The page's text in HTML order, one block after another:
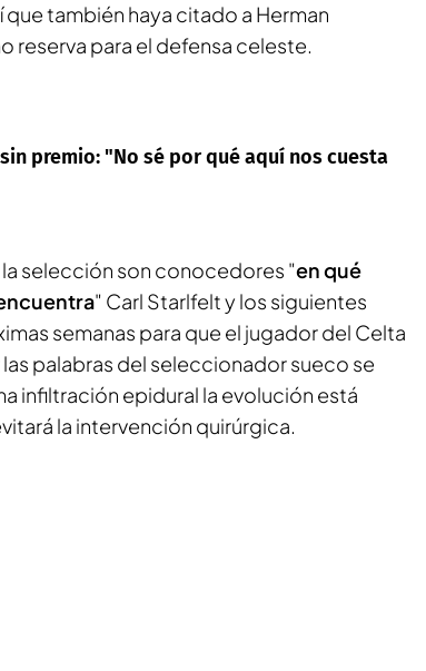
que también haya citado a Herman
reserva para el defensa celeste.
premio: "No sé por qué aquí nos cuesta
selección son conocedores "en qué
" Carl Starlfelt y los siguientes
semanas para que el jugador del Celta
palabras del seleccionador sueco se
infiltración epidural la evolución está
la intervención quirúrgica.